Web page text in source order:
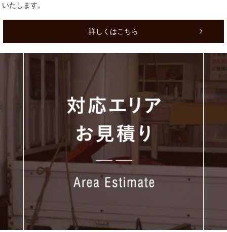
いたします。
詳しくはこちら